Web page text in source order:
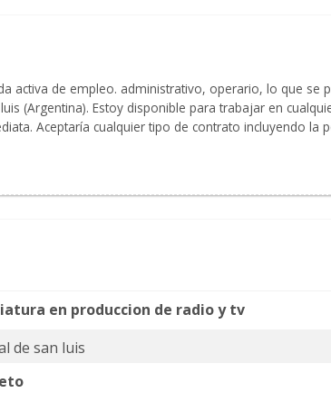
activa de empleo. administrativo, operario, lo que se
(Argentina). Estoy disponible para trabajar en
Aceptaría cualquier tipo de contrato incluyendo la
en produccion de radio y tv
de san luis